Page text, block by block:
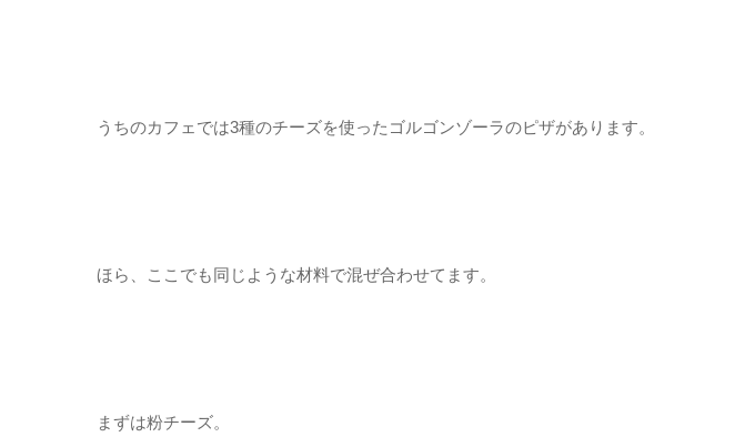
うちのカフェでは3種のチーズを使ったゴルゴンゾーラのピザがあります。
ほら、ここでも同じような材料で混ぜ合わせてます。
まずは粉チーズ。